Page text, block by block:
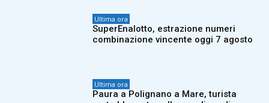
Ultima ora
SuperEnalotto, estrazione numeri
combinazione vincente oggi 7 agosto
Ultima ora
Paura a Polignano a Mare, turista